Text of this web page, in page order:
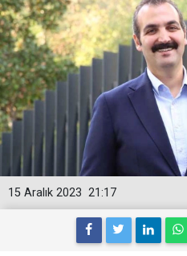
21:17
15 Aralık 2023